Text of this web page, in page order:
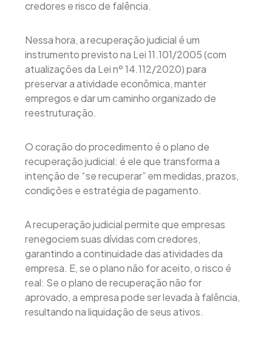
credores e risco de falência.
Nessa hora, a recuperação judicial é um
instrumento previsto na Lei 11.101/2005 (com
atualizações da Lei nº 14.112/2020) para
preservar a atividade econômica, manter
empregos e dar um caminho organizado de
reestruturação.
O coração do procedimento é o plano de
recuperação judicial: é ele que transforma a
intenção de “se recuperar” em medidas, prazos,
condições e estratégia de pagamento.
A recuperação judicial permite que empresas
renegociem suas dívidas com credores,
garantindo a continuidade das atividades da
empresa. E, se o plano não for aceito, o risco é
real: Se o plano de recuperação não for
aprovado, a empresa pode ser levada à falência,
resultando na liquidação de seus ativos.